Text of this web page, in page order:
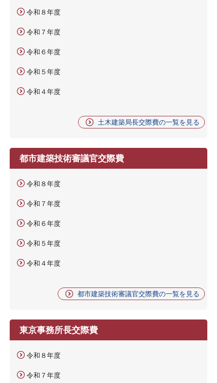
令和８年度
令和７年度
令和６年度
令和５年度
令和４年度
土木建築局長交際費の一覧を見る
都市建築技術審議官交際費
令和８年度
令和７年度
令和６年度
令和５年度
令和４年度
都市建築技術審議官交際費の一覧を見る
東京事務所長交際費
令和８年度
令和７年度